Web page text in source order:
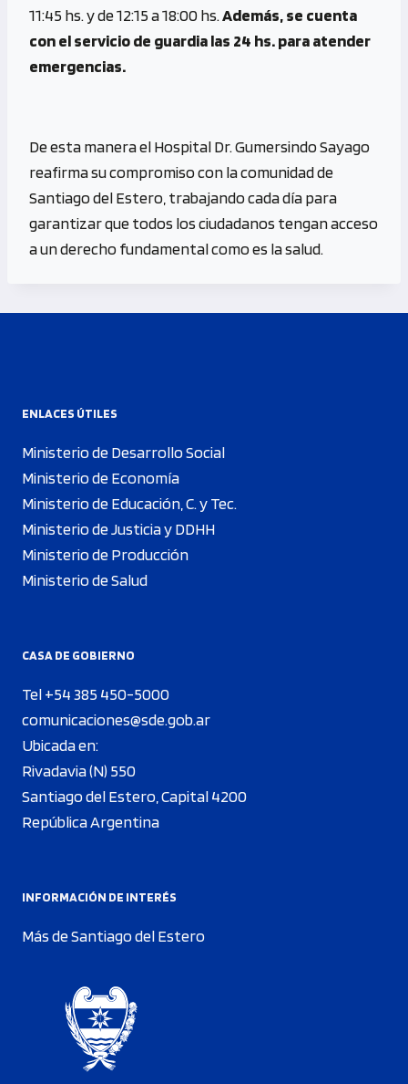
11:45 hs. y de 12:15 a 18:00 hs.Además, se cuenta
con el servicio de guardia las 24 hs. para atender
emergencias.
De esta manera el Hospital Dr. Gumersindo Sayago
reafirma su compromiso con la comunidad de
Santiago del Estero, trabajando cada día para
garantizar que todos los ciudadanos tengan acceso
a un derecho fundamental como es la salud.
ENLACES ÚTILES
Ministerio de Desarrollo Social
Ministerio de Economía
Ministerio de Educación, C. y Tec.
Ministerio de Justicia y DDHH
Ministerio de Producción
Ministerio de Salud
CASA DE GOBIERNO
Tel +54 385 450-5000
comunicaciones@sde.gob.ar
Ubicada en:
Rivadavia (N) 550
Santiago del Estero, Capital 4200
República Argentina
INFORMACIÓN DE INTERÉS
Más de Santiago del Estero